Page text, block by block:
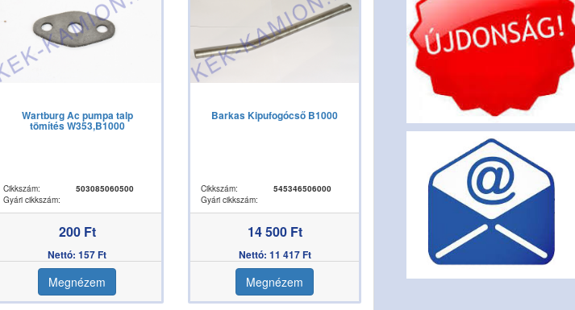
Wartburg Ac pumpa talp
tömítés W353,B1000
Cikkszám:
503085060500
Gyári cikkszám:
200 Ft
Nettó: 157 Ft
Megnézem
Barkas Kipufogócső B1000
Cikkszám:
545346506000
Gyári cikkszám:
14 500 Ft
Nettó: 11 417 Ft
Megnézem